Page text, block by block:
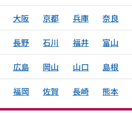
大阪 京都 兵庫 奈良
長野 石川 福井 富山
広島 岡山 山口 島根
福岡 佐賀 長崎 熊本